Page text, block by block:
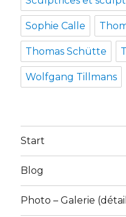
Sophie Calle
Thomas Schütte
Wolfgang Tillmans
Start
Blog
Photo – Galerie